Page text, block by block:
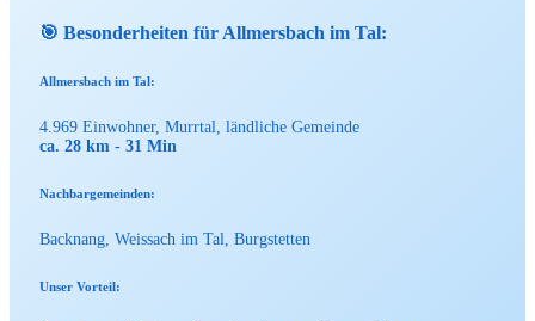
🎯 Besonderheiten für Allmersbach im Tal:
Allmersbach im Tal:
4.969 Einwohner, Murrtal, ländliche Gemeinde
ca. 28 km - 31 Min
Nachbargemeinden:
Backnang, Weissach im Tal, Burgstetten
Unser Vorteil: